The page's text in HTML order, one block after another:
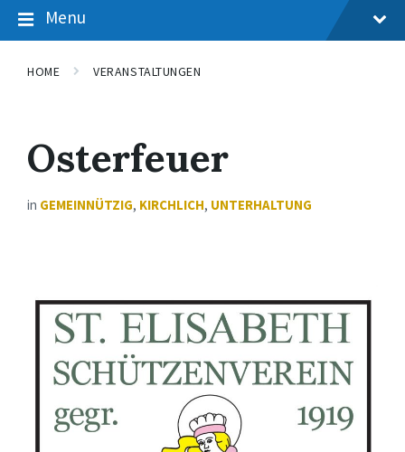
Menu
HOME VERANSTALTUNGEN
Osterfeuer
in GEMEINNÜTZIG, KIRCHLICH, UNTERHALTUNG